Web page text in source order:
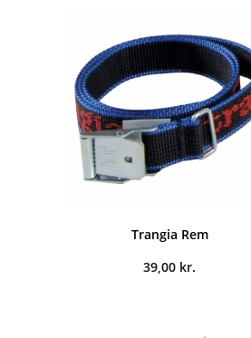
Trangia Rem
39,00 kr.